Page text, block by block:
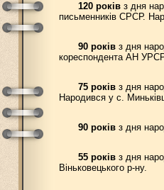
120 роківз дня
письменників СРСР.
90 роківз дня
кореспондента АН
75 роківз дня
Народився у с.
90 роківз дня
55 роківз дня
Віньковецького р-ну.